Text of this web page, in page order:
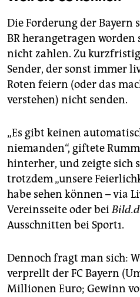
Die Forderung der Bayern
BR herangetragen worden
nicht zahlen. Zu
Sender, der sonst immer
Roten feiern (oder das
verstehen) nicht senden.
„Es gibt keinen
niemanden“, giftete
hinterher, und zeigte sich
trotzdem „unsere
habe sehen können – via
Vereinsseite oder bei
Ausschnitten bei Sport1.
Dennoch fragt man sich:
verprellt der FC Bayern
Millionen Euro; Gewinn